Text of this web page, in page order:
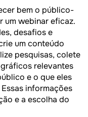
bem o público-
um webinar eficaz.
desafios e
um conteúdo
pesquisas, colete
relevantes
e o que eles
informações
e a escolha do